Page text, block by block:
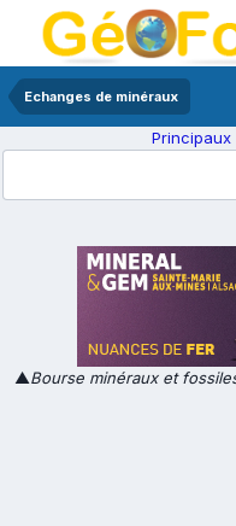
Echanges de minéraux
Principaux
▲Bourse minéraux et